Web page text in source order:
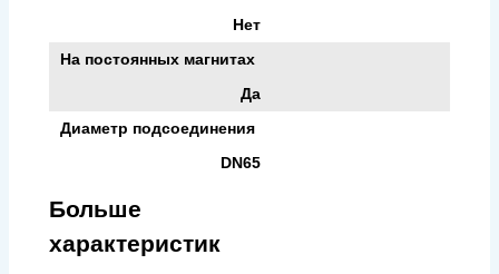
Нет
На постоянных магнитах
Да
Диаметр подсоединения
DN65
Больше
характеристик